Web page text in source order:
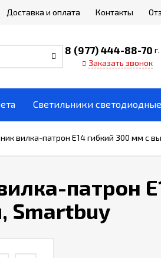
Доставка и оплата Контакты
8 (977) 444-88-70
Заказать звонок
Светильники светодиодные
вилка-патрон Е14 гибкий 300 мм с
патрон
Smartbuy